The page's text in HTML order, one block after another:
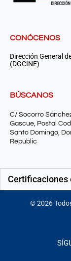
CONÓCENOS
Dirección General
(DGCINE)
BÚSCANOS
C/ Socorro
Gascue, Postal
Santo Domingo,
Republic
Certificaciones
©2026